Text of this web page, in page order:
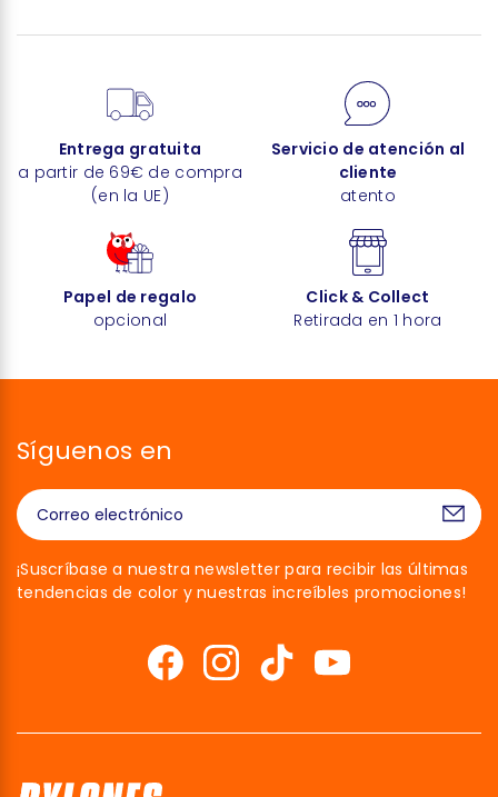
Entrega gratuita
a partir de 69€ de compra
(en la UE)
Servicio de atención al
cliente
atento
Papel de regalo
opcional
Click & Collect
Retirada en 1 hora
Síguenos en
¡Suscríbase a nuestra newsletter para recibir las últimas
tendencias de color y nuestras increíbles promociones!